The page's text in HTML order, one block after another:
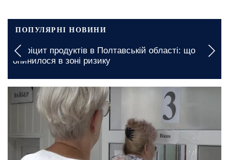
ПОПУЛЯРНІ НОВИНИ
Дефіцит продуктів в Полтавській області: що
опинилося в зоні ризику
5 серпня, 23:00